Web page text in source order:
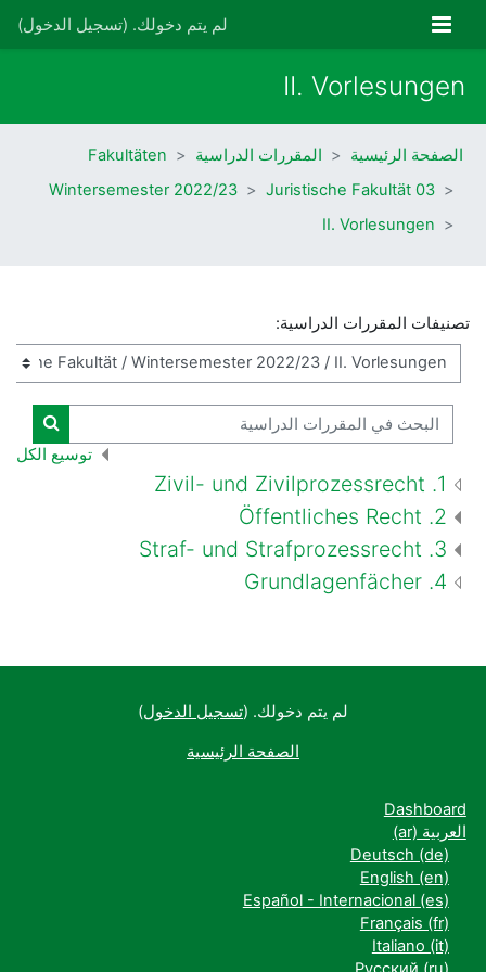
واجهة جانبية لم يتم دخولك. (تسجيل الدخول)
II. Vorlesungen
الصفحة الرئيسية المقررات الدراسية
Fakultäten
03 Juristische Fakultät
Wintersemester 2022/23
II. Vorlesungen
تصنيفات المقررات الدراسية:
البحث في المقررات الدراسية
البحث
توسيع الكل
1. Zivil- und Zivilprozessrecht
2. Öffentliches Recht
3. Straf- und Strafprozessrecht
4. Grundlagenfächer
لم يتم دخولك. (تسجيل الدخول)
الصفحة الرئيسية
Dashboard
العربية ‎(ar)‎
Deutsch ‎(de)‎
English ‎(en)‎
Español - Internacional ‎(es)‎
Français ‎(fr)‎
Italiano ‎(it)‎